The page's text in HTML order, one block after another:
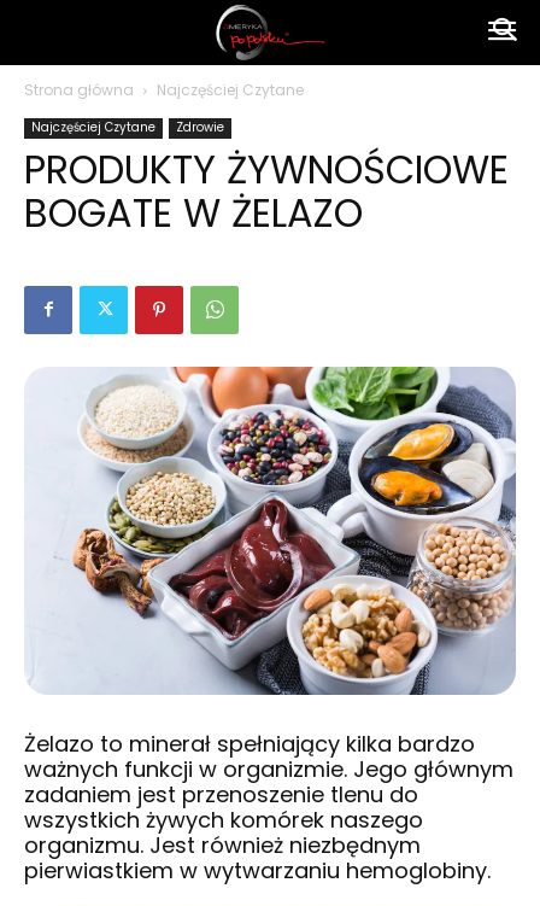
Strona główna Najczęściej Czytane
Najczęściej Czytane Zdrowie
PRODUKTY ŻYWNOŚCIOWE
BOGATE W ŻELAZO
Żelazo to minerał spełniający kilka bardzo
ważnych funkcji w organizmie. Jego głównym
zadaniem jest przenoszenie tlenu do
wszystkich żywych komórek naszego
organizmu. Jest również niezbędnym
pierwiastkiem w wytwarzaniu hemoglobiny.